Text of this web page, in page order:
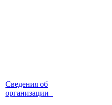
Сведения об
организации